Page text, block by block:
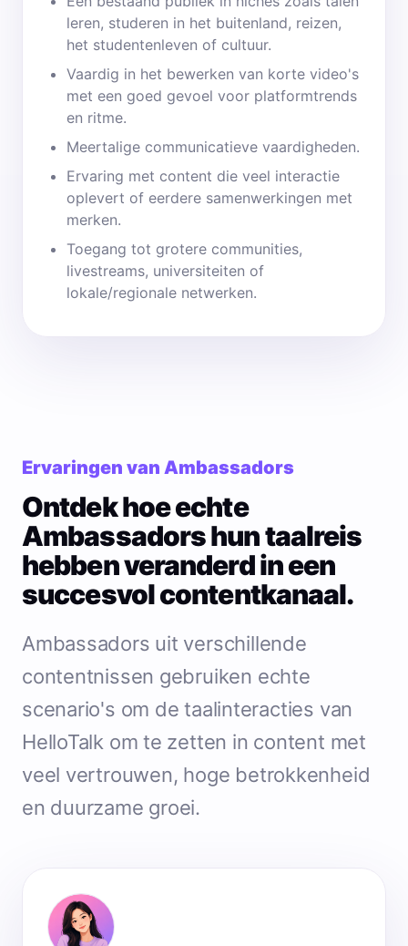
leren, studeren in het buitenland, reizen,
het studentenleven of cultuur.
Vaardig in het bewerken van korte video's
met een goed gevoel voor platformtrends
en ritme.
Meertalige communicatieve vaardigheden.
Ervaring met content die veel interactie
oplevert of eerdere samenwerkingen met
merken.
Toegang tot grotere communities,
livestreams, universiteiten of
lokale/regionale netwerken.
Ervaringen van Ambassadors
Ontdek hoe echte
Ambassadors hun taalreis
hebben veranderd in een
succesvol contentkanaal.
Ambassadors uit verschillende
contentnissen gebruiken echte
scenario's om de taalinteracties van
HelloTalk om te zetten in content met
veel vertrouwen, hoge betrokkenheid
en duurzame groei.